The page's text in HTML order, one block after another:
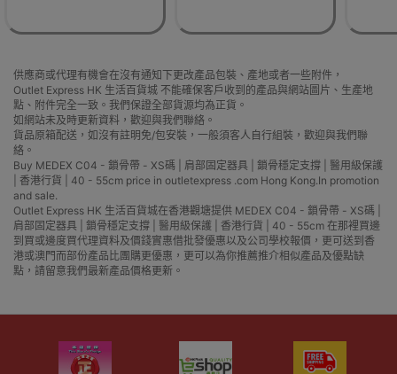
供應商或代理有機會在沒有通知下更改產品包裝、產地或者一些附件，
Outlet Express HK 生活百貨城 不能確保客戶收到的產品與網站圖片、生產地
點、附件完全一致。我們保證全部貨源均為正貨。
如網站未及時更新資料，歡迎與我們聯絡。
貨品原箱配送，如沒有註明免/包安裝，一般須客人自行組裝，歡迎與我們聯
絡。
Buy MEDEX C04 - 鎖骨帶 - XS碼 | 肩部固定器具 | 鎖骨穩定支撐 | 醫用級保護
| 香港行貨 | 40 - 55cm price in outletexpress .com Hong Kong.In promotion
and sale.
Outlet Express HK 生活百貨城在香港觀塘提供 MEDEX C04 - 鎖骨帶 - XS碼 |
肩部固定器具 | 鎖骨穩定支撐 | 醫用級保護 | 香港行貨 | 40 - 55cm 在那裡買邊
到買或邊度買代理資料及價錢實惠借批發優惠以及公司學校報價，更可送到香
港或澳門而部份產品比團購更優惠，更可以為你推薦推介相似產品及優點缺
點，請留意我們最新產品價格更新。